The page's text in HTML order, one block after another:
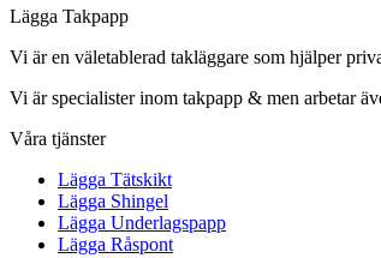
Lägga Takpapp
Vi är en väletablerad takläggare som hjälper
Vi är specialister inom takpapp & men arbetar
Våra tjänster
Lägga Tätskikt
Lägga Shingel
Lägga Underlagspapp
Lägga Råspont